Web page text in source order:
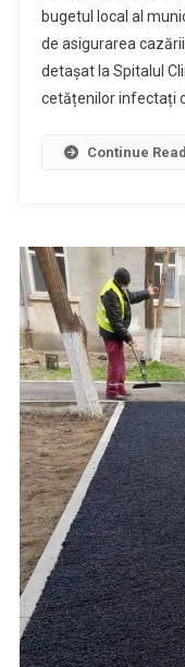
bugetul local al
de asigurarea
detașat la Spitalul
cetățenilor infectați
Continue